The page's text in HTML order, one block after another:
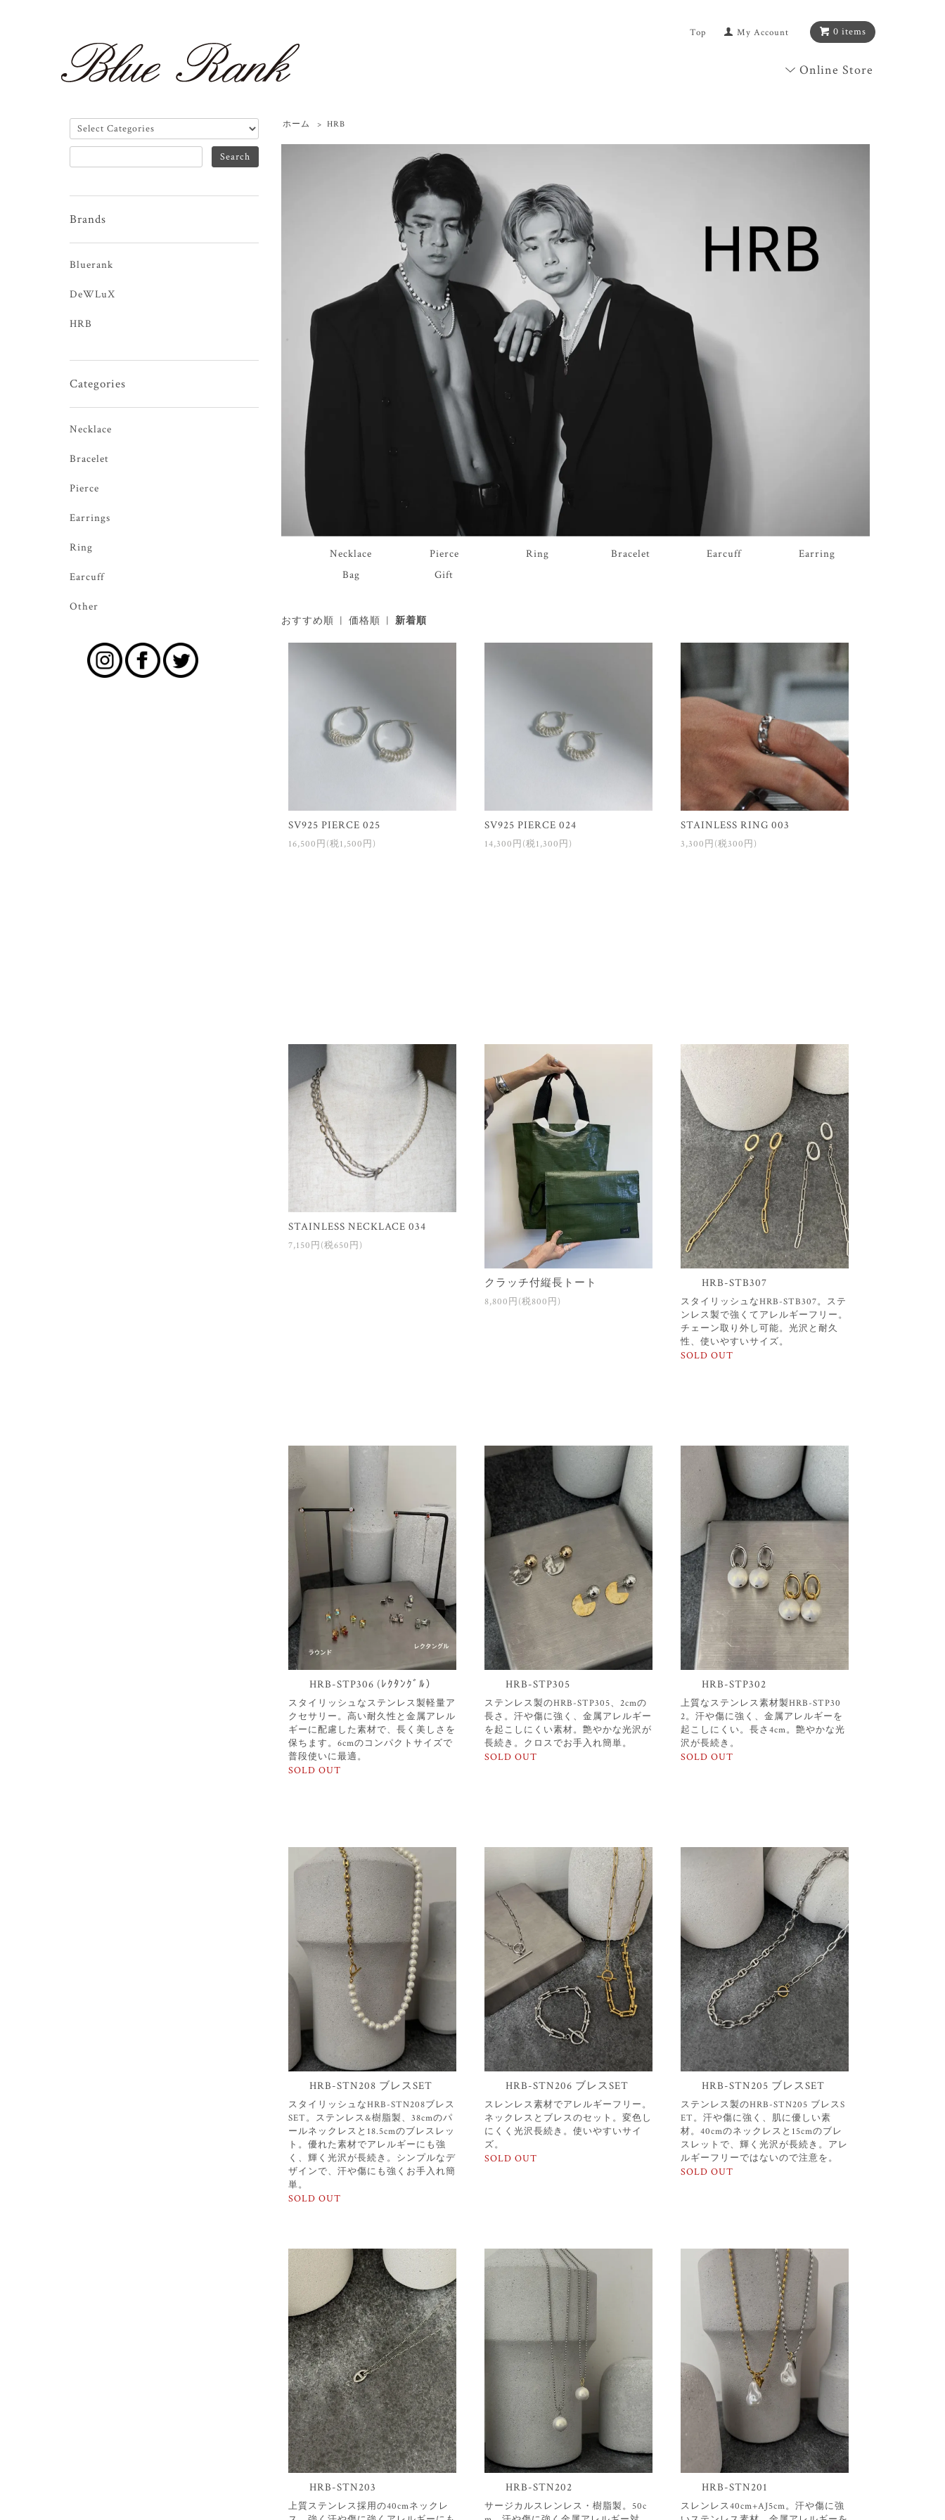
0 items
Top My Account
Online Store
ホーム > HRB
Necklace Pierce Ring Bracelet Earcuff
Earring
Bag
Gift
おすすめ順 価格順 新着順
SV925 PIERCE 025
16,500円(税1,500円)
SV925 PIERCE 024
14,300円(税1,300円)
STAINLESS RING 003
3,300円(税300円)
STAINLESS NECKLACE 034
7,150円(税650円)
クラッチ付縦長トート
8,800円(税800円)
HRB-STB307
スタイリッシュなHRB-STB307。ステ
ンレス製で強くてアレルギーフリー。
チェーン取り外し可能。光沢と耐久
性、使いやすいサイズ。
SOLD OUT
HRB-STP306 (ﾚｸﾀﾝｸﾞﾙ）
スタイリッシュなステンレス製軽量ア
クセサリー。高い耐久性と金属アレル
ギーに配慮した素材で、長く美しさを
保ちます。6cmのコンパクトサイズで
普段使いに最適。
SOLD OUT
HRB-STP305
ステンレス製のHRB-STP305、2cmの
長さ。汗や傷に強く、金属アレルギー
を起こしにくい素材。艶やかな光沢が
長続き。クロスでお手入れ簡単。
SOLD OUT
HRB-STP302
上質なステンレス素材製HRB-STP30
2。汗や傷に強く、金属アレルギーを
起こしにくい。長さ4cm。艶やかな光
沢が長続き。
SOLD OUT
HRB-STN208 ブレスSET
スタイリッシュなHRB-STN208ブレス
SET。ステンレス&樹脂製、38cmのパ
ールネックレスと18.5cmのブレスレッ
ト。優れた素材でアレルギーにも強
く、輝く光沢が長続き。シンプルなデ
ザインで、汗や傷にも強くお手入れ簡
単。
SOLD OUT
HRB-STN206 ブレスSET
スレンレス素材でアレルギーフリー。
ネックレスとブレスのセット。変色し
にくく光沢長続き。使いやすいサイ
ズ。
SOLD OUT
HRB-STN205 ブレスSET
ステンレス製のHRB-STN205 ブレスS
ET。汗や傷に強く、肌に優しい素
材。40cmのネックレスと15cmのブレ
スレットで、輝く光沢が長続き。アレ
ルギーフリーではないので注意を。
SOLD OUT
HRB-STN203
上質ステンレス採用の40cmネックレ
HRB-STN202
サージカルスレンレス・樹脂製。50c
HRB-STN201
スレンレス40cm+AJ5cm。汗や傷に強
Brands
Bluerank
DeWLuX
HRB
Categories
Necklace
Bracelet
Pierce
Earrings
Ring
Earcuff
Other